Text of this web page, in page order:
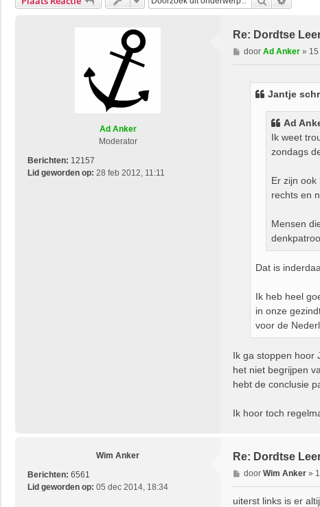
Ad Anker
Moderator
Berichten: 12157
Lid geworden op: 28 feb 2012, 11:11
Re: Dordtse
B
e
door Ad Anker»
Jantje
Ad
Ik weet
zondags
Er zijn
rechts en
Mensen
Dat is
Ik heb heel
in onze
voor de
Ik ga stoppen hoor
het niet begrijpen
hebt de conclusie
Ik hoor toch
Wim Anker
Berichten: 6561
Lid geworden op: 05 dec 2014, 18:34
Re: Dordtse
B
e
r
door Wim Anker»
uiterst links is er